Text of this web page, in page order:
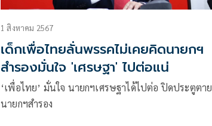
1 สิงหาคม 2567
เด็กเพื่อไทยลั่นพรรคไม่เคยคิดนายกฯ
สำรองมั่นใจ 'เศรษฐา' ไปต่อแน่
‘เพื่อไทย’ มั่นใจ นายกฯเศรษฐาได้ไปต่อ ปิดประตูตาย
นายกฯสำรอง